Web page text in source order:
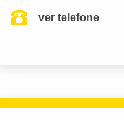
ver telefone